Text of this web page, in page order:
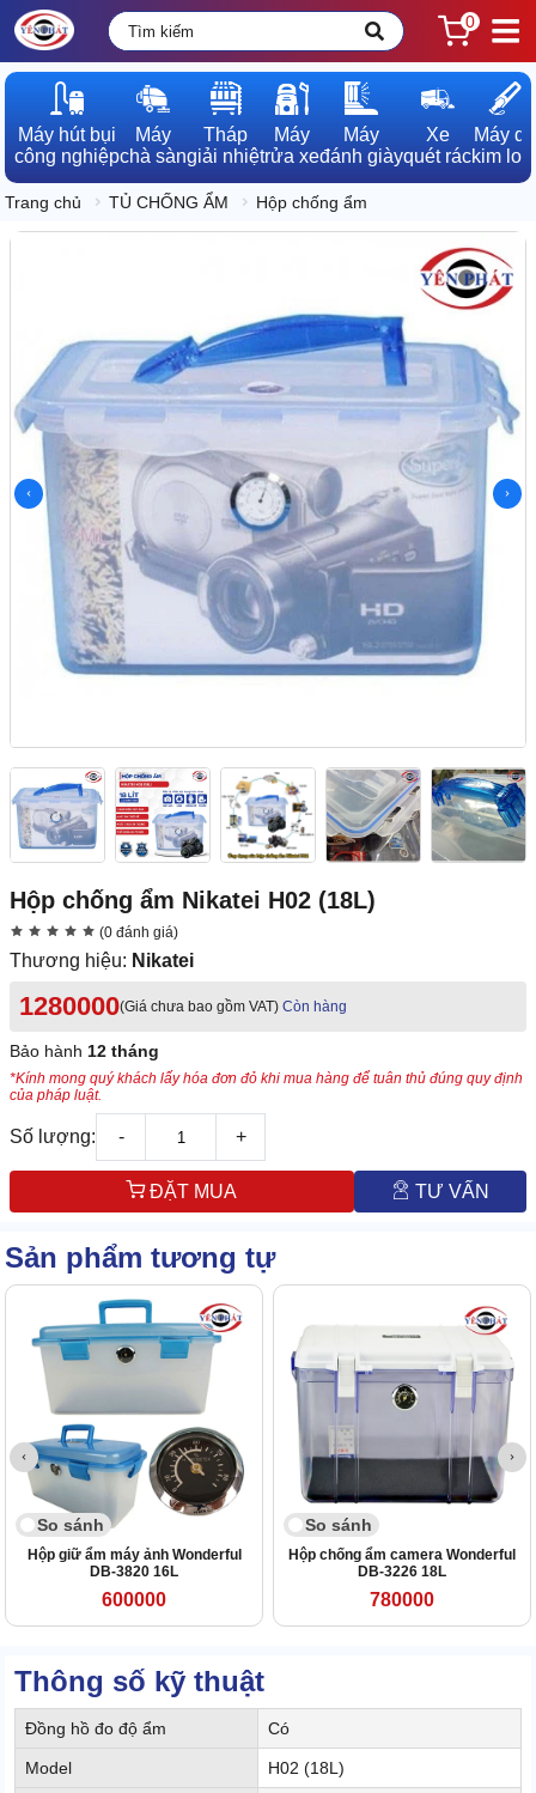
0
Máy hút bụi
công nghiệp
Máy
chà sàn
Tháp
giải nhiệt
Máy
rửa xe
Máy
đánh giày
Xe
quét rác
Máy dò
kim loại
Trang chủ TỦ CHỐNG ẨM Hộp chống ẩm
Hộp chống ẩm Nikatei H02 (18L)
(0 đánh giá)
Thương hiệu: Nikatei
1280000(Giá chưa bao gồm VAT) Còn hàng
Bảo hành 12 tháng
*Kính mong quý khách lấy hóa đơn đỏ khi mua hàng để tuân thủ đúng quy định
của pháp luật.
Số lượng: - +
ĐẶT MUA TƯ VẤN
Sản phẩm tương tự
So sánh
Hộp giữ ẩm máy ảnh Wonderful
DB-3820 16L
600000
So sánh
Hộp chống ẩm camera Wonderful
DB-3226 18L
780000
Thông số kỹ thuật
Đồng hồ đo độ ẩm Có
Model H02 (18L)